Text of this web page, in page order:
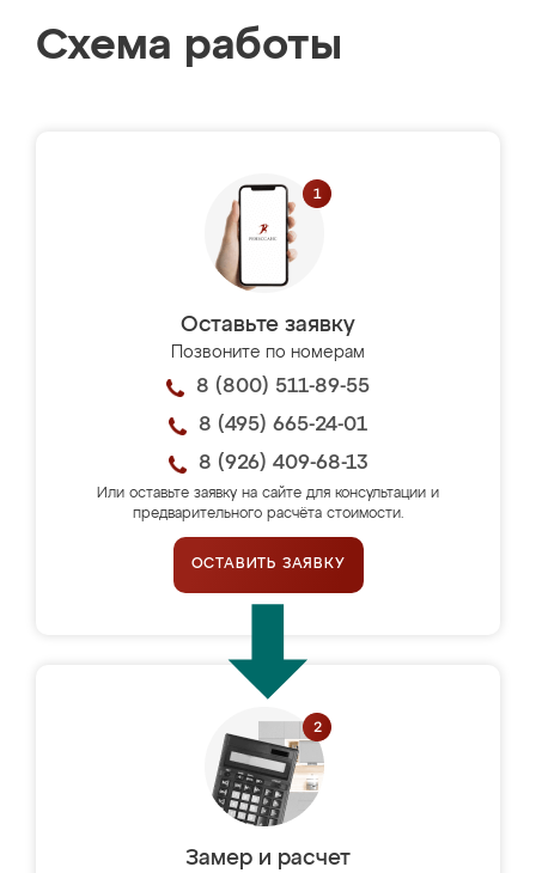
Схема работы
Оставьте заявку
Позвоните по номерам
8 (800) 511-89-55
8 (495) 665-24-01
8 (926) 409-68-13
Или оставьте заявку на сайте для консультации и
предварительного расчёта стоимости.
ОСТАВИТЬ ЗАЯВКУ
Замер и расчет